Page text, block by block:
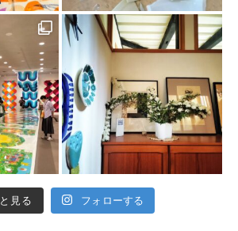
見る フォローする